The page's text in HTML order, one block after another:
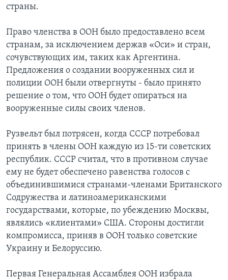
страны.
Право членства в ООН было предоставлено всем
странам, за исключением держав «Оси» и стран,
сочувствующих им, таких как Аргентина.
Предложения о создании вооруженных сил и
полиции ООН были отвергнуты - было принято
решение о том, что ООН будет опираться на
вооруженные силы своих членов.
Рузвельт был потрясен, когда СССР потребовал
принять в члены ООН каждую из 15-ти советских
республик. СССР считал, что в противном случае
ему не будет обеспечено равенства голосов с
объединившимися странами-членами Британского
Содружества и латиноамериканскими
государствами, которые, по убеждению Москвы,
являлись «клиентами» США. Стороны достигли
компромисса, приняв в ООН только советские
Украину и Белоруссию.
Первая Генеральная Ассамблея ООН избрала